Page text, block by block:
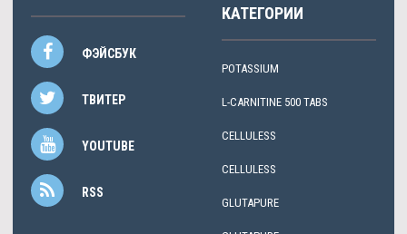
ФЭЙСБУК
ТВИТЕР
YOUTUBE
RSS
КАТЕГОРИИ
POTASSIUM
L-CARNITINE 500 TABS
CELLULESS
CELLULESS
GLUTAPURE